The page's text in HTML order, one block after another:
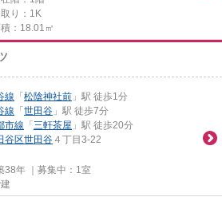
り：1K
：18.01㎡
線 「松陰神社前 」駅 徒歩1分
線 「世田谷 」駅 徒歩7分
市線 「三軒茶屋 」駅 徒歩20分
谷区世田谷 ４丁目3-22
38年 ｜募集中： 1室